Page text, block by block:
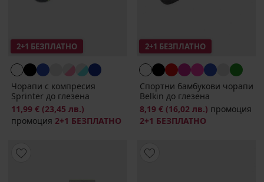
2+1 БЕЗПЛАТНО
Чорапи с компресия
Sprinter до глезена
11,99 € (23,45 лв.)
промоция 2+1 БЕЗПЛАТНО
2+1 БЕЗПЛАТНО
Спортни бамбукови чорапи
Belkin до глезена
8,19 € (16,02 лв.) промоция
2+1 БЕЗПЛАТНО